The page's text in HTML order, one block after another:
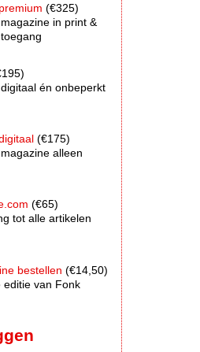
(€325)
in print &
én onbeperkt
(€175)
alleen
(€65)
tot alle artikelen
bestellen (€14,50)
editie van Fonk